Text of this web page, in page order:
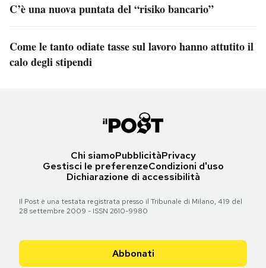
C’è una nuova puntata del “risiko bancario”
Come le tanto odiate tasse sul lavoro hanno attutito il
calo degli stipendi
Chi siamoPubblicitàPrivacy
Gestisci le preferenzeCondizioni d'uso
Dichiarazione di accessibilità
Il Post è una testata registrata presso il Tribunale di Milano, 419 del
28 settembre 2009 - ISSN 2610-9980
Abbonati